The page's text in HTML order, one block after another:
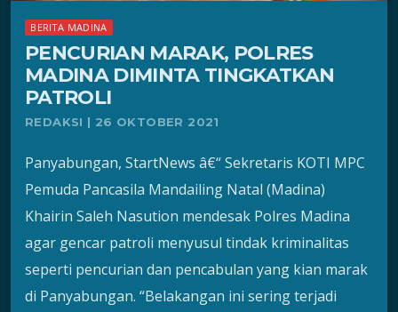
BERITA MADINA
PENCURIAN MARAK, POLRES
MADINA DIMINTA TINGKATKAN
PATROLI
REDAKSI | 26 OKTOBER 2021
Panyabungan, StartNews â€“ Sekretaris KOTI MPC
Pemuda Pancasila Mandailing Natal (Madina)
Khairin Saleh Nasution mendesak Polres Madina
agar gencar patroli menyusul tindak kriminalitas
seperti pencurian dan pencabulan yang kian marak
di Panyabungan. “Belakangan ini sering terjadi